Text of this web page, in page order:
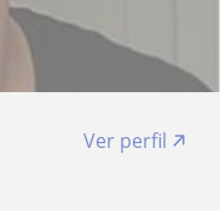
Ver perfil